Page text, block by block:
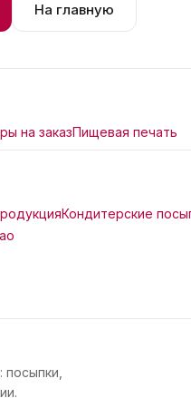
На главную
на заказПищевая печать
Кондитерские